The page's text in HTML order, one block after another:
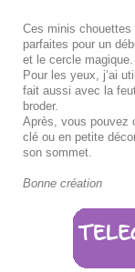
Ces minis
parfaites pour un
et le cercle magique.
Pour les yeux, j’ai
fait aussi avec la
broder.
Après, vous pouvez
clé ou en petite
son sommet.
Bonne création